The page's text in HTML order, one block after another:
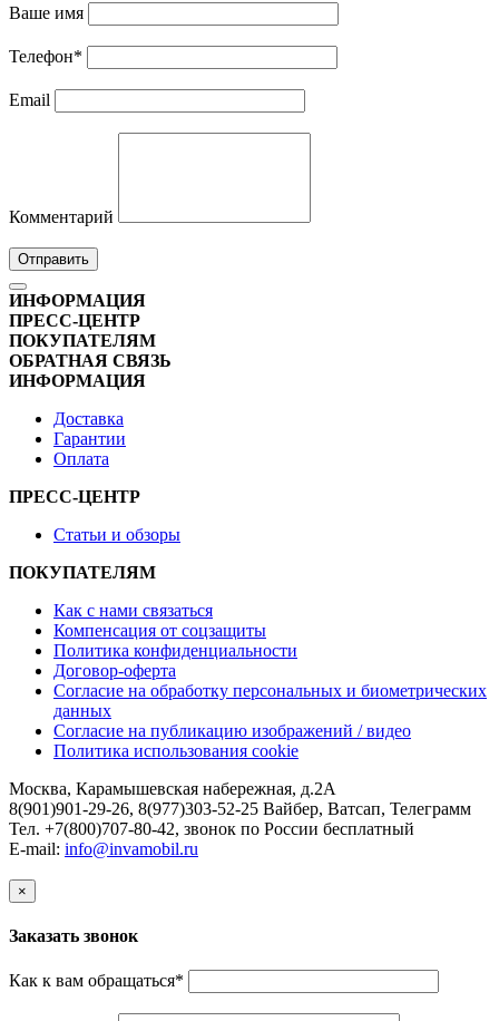
Ваше имя
Телефон*
Email
Комментарий
Отправить
ИНФОРМАЦИЯ
ПРЕСС-ЦЕНТР
ПОКУПАТЕЛЯМ
ОБРАТНАЯ СВЯЗЬ
ИНФОРМАЦИЯ
Доставка
Гарантии
Оплата
ПРЕСС-ЦЕНТР
Статьи и обзоры
ПОКУПАТЕЛЯМ
Как с нами связаться
Компенсация от соцзащиты
Политика конфиденциальности
Договор-оферта
Согласие на обработку персональных и биометрических
данных
Согласие на публикацию изображений / видео
Политика использования cookie
Москва, Карамышевская набережная, д.2А
8(901)901-29-26, 8(977)303-52-25 Вайбер, Ватсап, Телеграмм
Тел. +7(800)707-80-42, звонок по России бесплатный
E-mail: info@invamobil.ru
×
Заказать звонок
Как к вам обращаться*